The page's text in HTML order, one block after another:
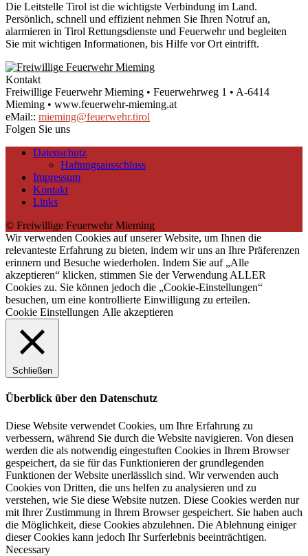
Die Leitstelle Tirol ist die wichtigste Verbindung im Land.
Persönlich, schnell und effizient nehmen Sie Ihren Notruf an,
alarmieren in Tirol Rettungsdienste und Feuerwehr und begleiten
Sie mit wichtigen Informationen, bis Hilfe vor Ort eintrifft.
Kontakt
Freiwillige Feuerwehr Mieming • Feuerwehrweg 1 • A-6414
Mieming • www.feuerwehr-mieming.at
eMail:: mieming@feuerwehr.tirol
Folgen Sie uns
Datenschutz
Haftungsausschluss
Impressum
Kontakt
Links
© Freiwillige Feuerwehr Mieming
Wir verwenden Cookies auf unserer Website, um Ihnen die
relevanteste Erfahrung zu bieten, indem wir uns an Ihre Präferenzen
erinnern und Besuche wiederholen. Indem Sie auf „Alle
akzeptieren“ klicken, stimmen Sie der Verwendung ALLER
Cookies zu. Sie können jedoch die „Cookie-Einstellungen“
besuchen, um eine kontrollierte Einwilligung zu erteilen.
Cookie Einstellungen Alle akzeptieren
Schließen
Überblick über den Datenschutz
Diese Website verwendet Cookies, um Ihre Erfahrung zu
verbessern, während Sie durch die Website navigieren. Von diesen
werden die als notwendig eingestuften Cookies in Ihrem Browser
gespeichert, da sie für das Funktionieren der grundlegenden
Funktionen der Website unerlässlich sind. Wir verwenden auch
Cookies von Dritten, die uns helfen zu analysieren und zu
verstehen, wie Sie diese Website nutzen. Diese Cookies werden nur
mit Ihrer Zustimmung in Ihrem Browser gespeichert. Sie haben auch
die Möglichkeit, diese Cookies abzulehnen. Die Ablehnung einiger
dieser Cookies kann jedoch Ihr Surferlebnis beeinträchtigen.
Necessary